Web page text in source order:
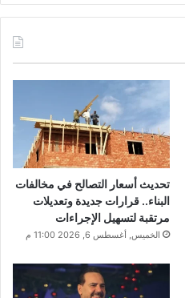
تحديث أسعار التصالح في مخالفات
البناء.. قرارات جديدة وتعديلات
مرتقبة لتسهيل الإجراءات
الخميس, أغسطس 6, 2026 11:00 م